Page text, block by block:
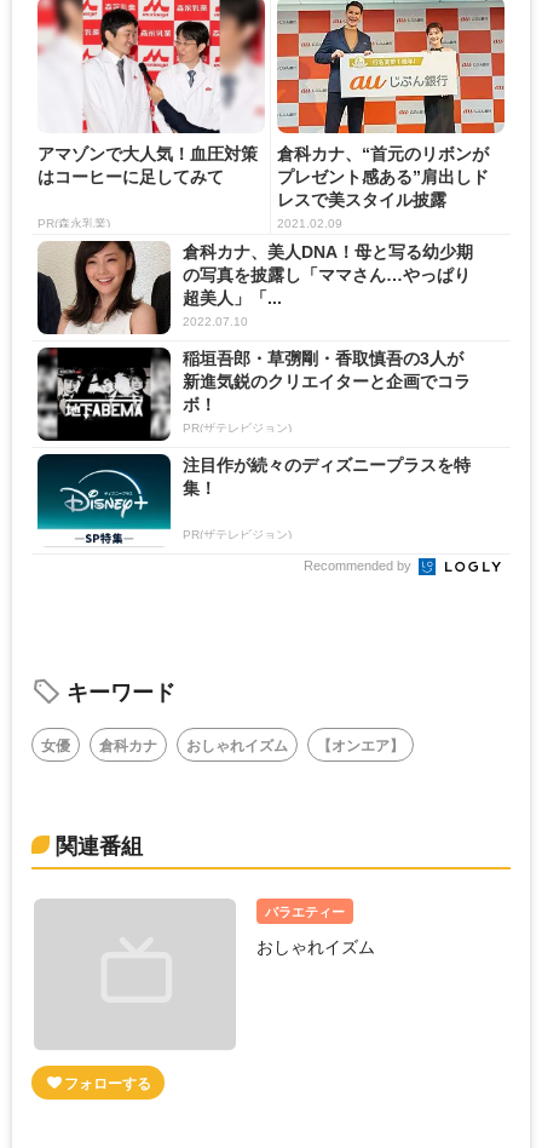
アマゾンで大人気！血圧対策
はコーヒーに足してみて
PR(森永乳業)
倉科カナ、“首元のリボンが
プレゼント感ある”肩出しド
レスで美スタイル披露
2021.02.09
倉科カナ、美人DNA！母と写る幼少期
の写真を披露し「ママさん…やっぱり
超美人」「...
2022.07.10
稲垣吾郎・草彅剛・香取慎吾の3人が
新進気鋭のクリエイターと企画でコラ
ボ！
PR(ザテレビジョン)
注目作が続々のディズニープラスを特
集！
PR(ザテレビジョン)
Recommended by
キーワード
女優 倉科カナ おしゃれイズム 【オンエア】
関連番組
バラエティー
おしゃれイズム